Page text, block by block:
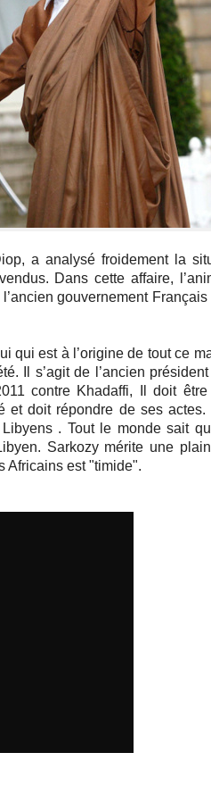
a analysé froidement la
Dans cette affaire,
gouvernement
qui est à l’origine de tout ce
Il s’agit de l’ancien
contre Khadaffi, Il doit
et doit répondre de ses actes.
. Tout le monde sait
Sarkozy mérite une
Africains est "timide".